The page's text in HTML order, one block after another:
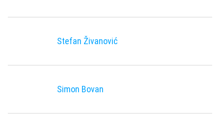
Stefan Živanović
Simon Bovan